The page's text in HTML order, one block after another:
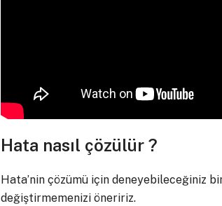
Hata nasıl çözülür ?
Hata’nin çözümü için deneyebileceğiniz
değiştirmemenizi öneririz.